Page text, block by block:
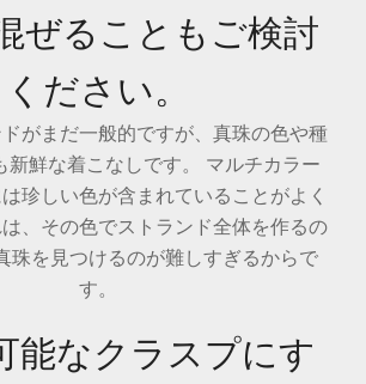
ぜることもご検討
ください。
がまだ一般的ですが、真珠の色や種
新鮮な着こなしです。 マルチカラー
珍しい色が含まれていることがよく
、その色でストランド全体を作るの
珠を見つけるのが難しすぎるからで
す。
能なクラスプにす